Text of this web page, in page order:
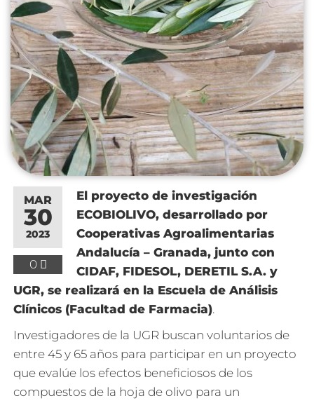
MAR
30
2023
0
El proyecto de investigación
ECOBIOLIVO, desarrollado por
Cooperativas Agroalimentarias
Andalucía – Granada, junto con
CIDAF, FIDESOL, DERETIL S.A. y
UGR, se realizará en la Escuela de Análisis
Clínicos (Facultad de Farmacia).
Investigadores de la UGR buscan voluntarios de
entre 45 y 65 años para participar en un proyecto
que evalúe los efectos beneficiosos de los
compuestos de la hoja de olivo para un